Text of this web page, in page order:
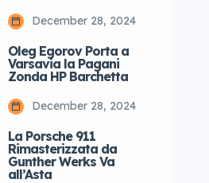
December 28, 2024
Oleg Egorov Porta a
Varsavia la Pagani
Zonda HP Barchetta
December 28, 2024
La Porsche 911
Rimasterizzata da
Gunther Werks Va
all’Asta